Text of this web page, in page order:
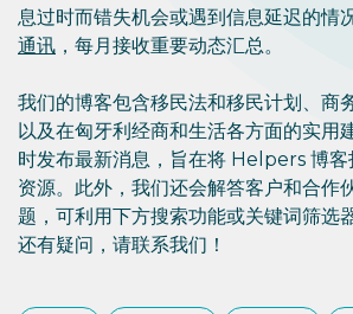
息过时而错失机会或遇到信息延迟的情况
通讯 ，每月接收重要动态汇总。
我们的博客包含移民法和移民计划、商
以及在匈牙利经商和生活各方面的实用
时发布最新消息，旨在将 Helpers 博客
资源。此外，我们还会解答客户和合作
题，可利用下方搜索功能或关键词筛选
还有疑问，请联系我们！